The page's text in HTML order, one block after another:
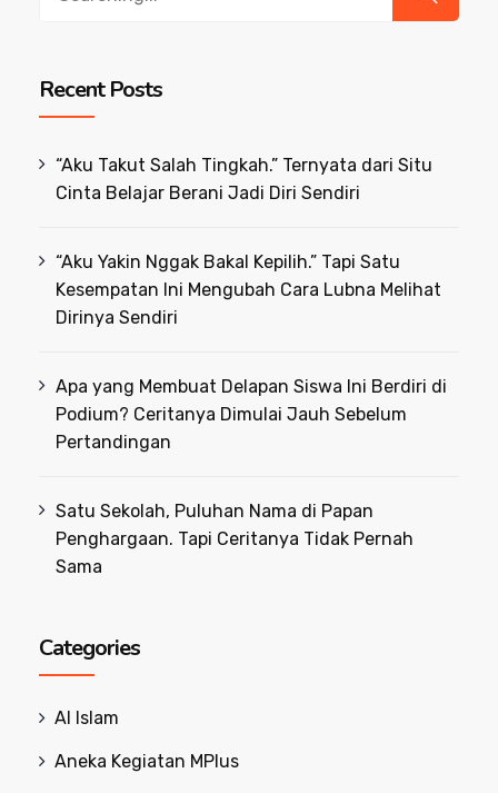
Recent Posts
“Aku Takut Salah Tingkah.” Ternyata dari Situ
Cinta Belajar Berani Jadi Diri Sendiri
“Aku Yakin Nggak Bakal Kepilih.” Tapi Satu
Kesempatan Ini Mengubah Cara Lubna Melihat
Dirinya Sendiri
Apa yang Membuat Delapan Siswa Ini Berdiri di
Podium? Ceritanya Dimulai Jauh Sebelum
Pertandingan
Satu Sekolah, Puluhan Nama di Papan
Penghargaan. Tapi Ceritanya Tidak Pernah
Sama
Categories
Al Islam
Aneka Kegiatan MPlus